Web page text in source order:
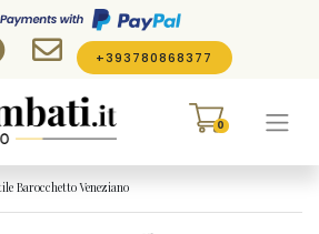
+393780868377
0
Barocchetto Veneziano